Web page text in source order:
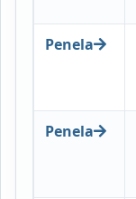
Penela
Penela